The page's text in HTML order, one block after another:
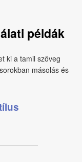
példák
ki a tamil szöveg
másolás és